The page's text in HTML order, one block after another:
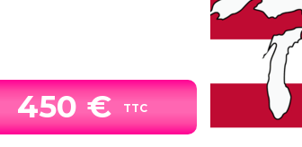
450 € TTC